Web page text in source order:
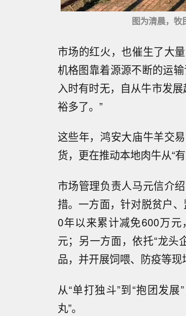
图为清晨，
市场的红火，也催生了大
机格图靠着源源不断的运
入时有时无，自从牛市发
裕多了。”
这些年，鸿安大庙牛羊交
货，更在推动本地肉牛从“有
市场管理负责人马元信介
措。一方面，针对脱贫户
0年以来累计减免600万
元；另一方面，依托“龙头
品，并开展饲喂、防疫等现
从“单打独斗”到“抱团发
丸”。